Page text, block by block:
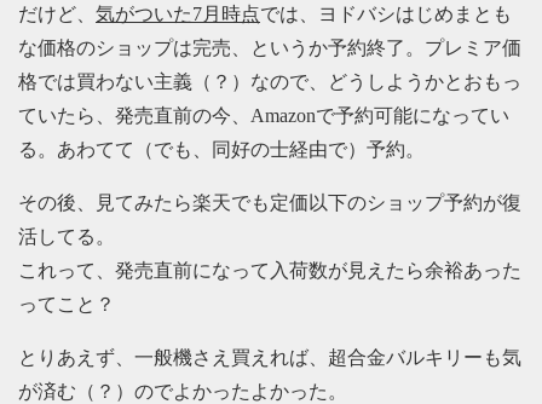
だけど、 気がついた7月時点では、ヨドバシはじめまとも
な価格のショップは完売、というか予約終了。プレミア価
格では買わない主義（？）なので、どうしようかとおもっ
ていたら、発売直前の今、Amazonで予約可能になってい
る。あわてて（でも、同好の士経由で）予約。
その後、見てみたら楽天でも定価以下のショップ予約が復
活してる。
これって、発売直前になって入荷数が見えたら余裕あった
ってこと？
とりあえず、一般機さえ買えれば、超合金バルキリーも気
が済む（？）のでよかったよかった。